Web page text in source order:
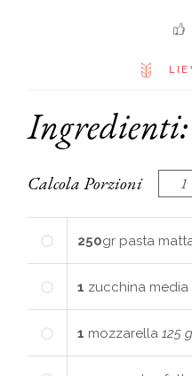
Ingredienti:
Calcola Porzioni
250gr pasta
1 zucchina media
1 mozzarella125